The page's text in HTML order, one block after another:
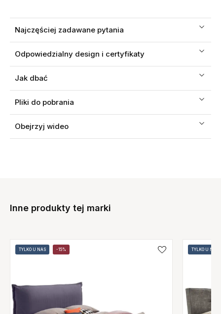
Najczęściej zadawane pytania
Odpowiedzialny design i certyfikaty
Jak dbać
Pliki do pobrania
Obejrzyj wideo
Inne produkty tej marki
TYLKO U NAS -15% TYLKO U NAS